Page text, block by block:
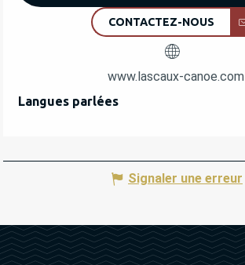
CONTACTEZ-NOUS
www.lascaux-canoe.com
Langues parlées
Langues parlées
Signaler une erreur